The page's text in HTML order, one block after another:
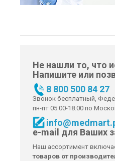
Не нашли то, что
Напишите или
8 800 500 84 27
Звонок бесплатный,
пн-пт 05.00-18.00 по
e-mail для Ваших
Наш ассортимент
товаров от